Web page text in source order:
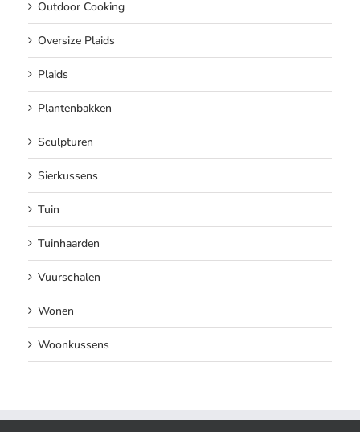
Outdoor Cooking
Oversize Plaids
Plaids
Plantenbakken
Sculpturen
Sierkussens
Tuin
Tuinhaarden
Vuurschalen
Wonen
Woonkussens